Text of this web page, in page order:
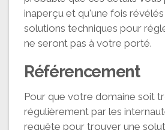
inaperçu et qu'une fois
solutions techniques pour
ne seront pas à votre porté.
Référencement
Pour que votre domaine soit
régulièrement par les
requête pour trouver une